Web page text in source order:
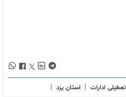
تعطیلی ادارات | استان یزد |